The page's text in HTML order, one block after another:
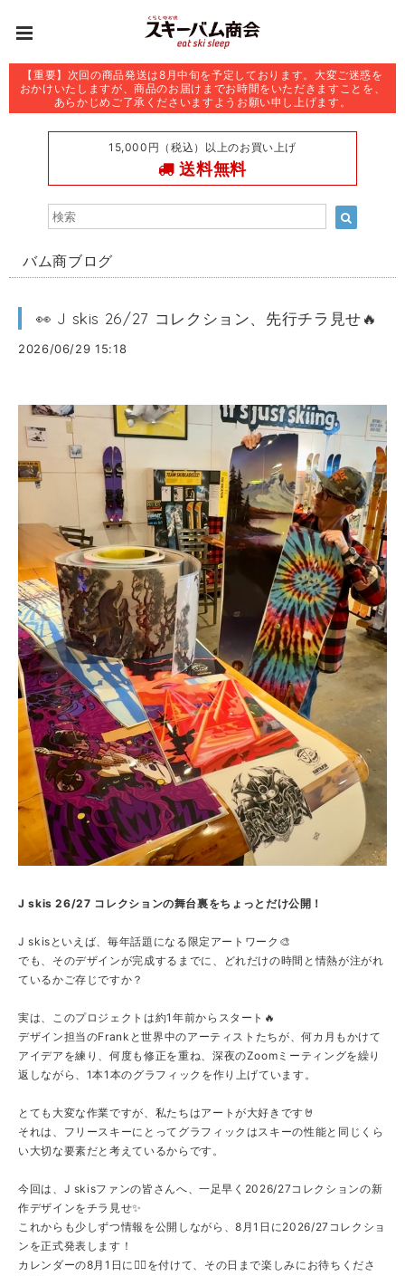
【重要】次回の商品発送は8月中旬を予定しております。大変ご迷惑を
おかけいたしますが、商品のお届けまでお時間をいただきますことを、
あらかじめご了承くださいますようお願い申し上げます。
15,000円（税込）以上のお買い上げ
送料無料
バム商ブログ
👀 J skis 26/27 コレクション、先行チラ見せ🔥
2026/06/29 15:18
J skis 26/27 コレクションの舞台裏をちょっとだけ公開！
J skisといえば、毎年話題になる限定アートワーク🎨
でも、そのデザインが完成するまでに、どれだけの時間と情熱が注がれ
ているかご存じですか？
実は、このプロジェクトは約1年前からスタート🔥
デザイン担当のFrankと世界中のアーティストたちが、何カ月もかけて
アイデアを練り、何度も修正を重ね、深夜のZoomミーティングを繰り
返しながら、1本1本のグラフィックを作り上げています。
とても大変な作業ですが、私たちはアートが大好きです🤘
それは、フリースキーにとってグラフィックはスキーの性能と同じくら
い大切な要素だと考えているからです。
今回は、J skisファンの皆さんへ、一足早く2026/27コレクションの新
作デザインをチラ見せ✨
これからも少しずつ情報を公開しながら、8月1日に2026/27コレクショ
ンを正式発表します！
カレンダーの8月1日に❤️‍🔥を付けて、その日まで楽しみにお待ちくださ